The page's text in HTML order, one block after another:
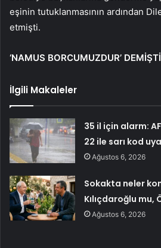
eşinin tutuklanmasının ardından
etmişti.
‘NAMUS BORCUMUZDUR’ DEMİŞTİ
İlgili Makaleler
35 il için alarm:
22 ile sarı kod
Ağustos 6, 2026
Sokakta neler
Kılıçdaroğlu mu,
Ağustos 6, 2026